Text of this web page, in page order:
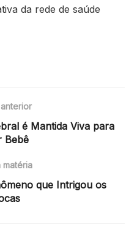
da rede de saúde
é Mantida Viva para
Bebê
matéria
que Intrigou os